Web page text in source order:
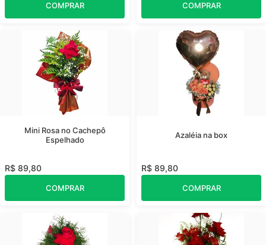
COMPRAR COMPRAR
Mini Rosa no Cachepô
Espelhado
R$ 89,80
COMPRAR
Azaléia na box
R$ 89,80
COMPRAR